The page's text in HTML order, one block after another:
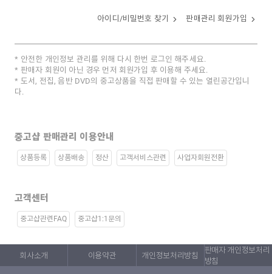
아이디/비밀번호 찾기 판매관리 회원가입
안전한 개인정보 관리를 위해 다시 한번 로그인 해주세요.
판매자 회원이 아닌 경우 먼저 회원가입 후 이용해 주세요.
도서, 전집, 음반 DVD의 중고상품을 직접 판매할 수 있는 열린공간입니
다.
중고샵 판매관리 이용안내
상품등록 상품배송 정산 고객서비스관련 사업자회원전환
고객센터
중고샵관련FAQ 중고샵1:1문의
회사소개 이용약관 개인정보처리방침
판매자 개인정보처리
방침